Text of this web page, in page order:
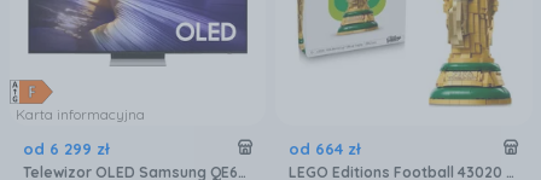
Karta informacyjna
od 6 299 zł
Telewizor OLED Samsung QE65S90FATXXH 65 cali 4K UHD
od 664 zł
LEGO Editions Football 43020 Oficjalny Puchar Świata FIFA